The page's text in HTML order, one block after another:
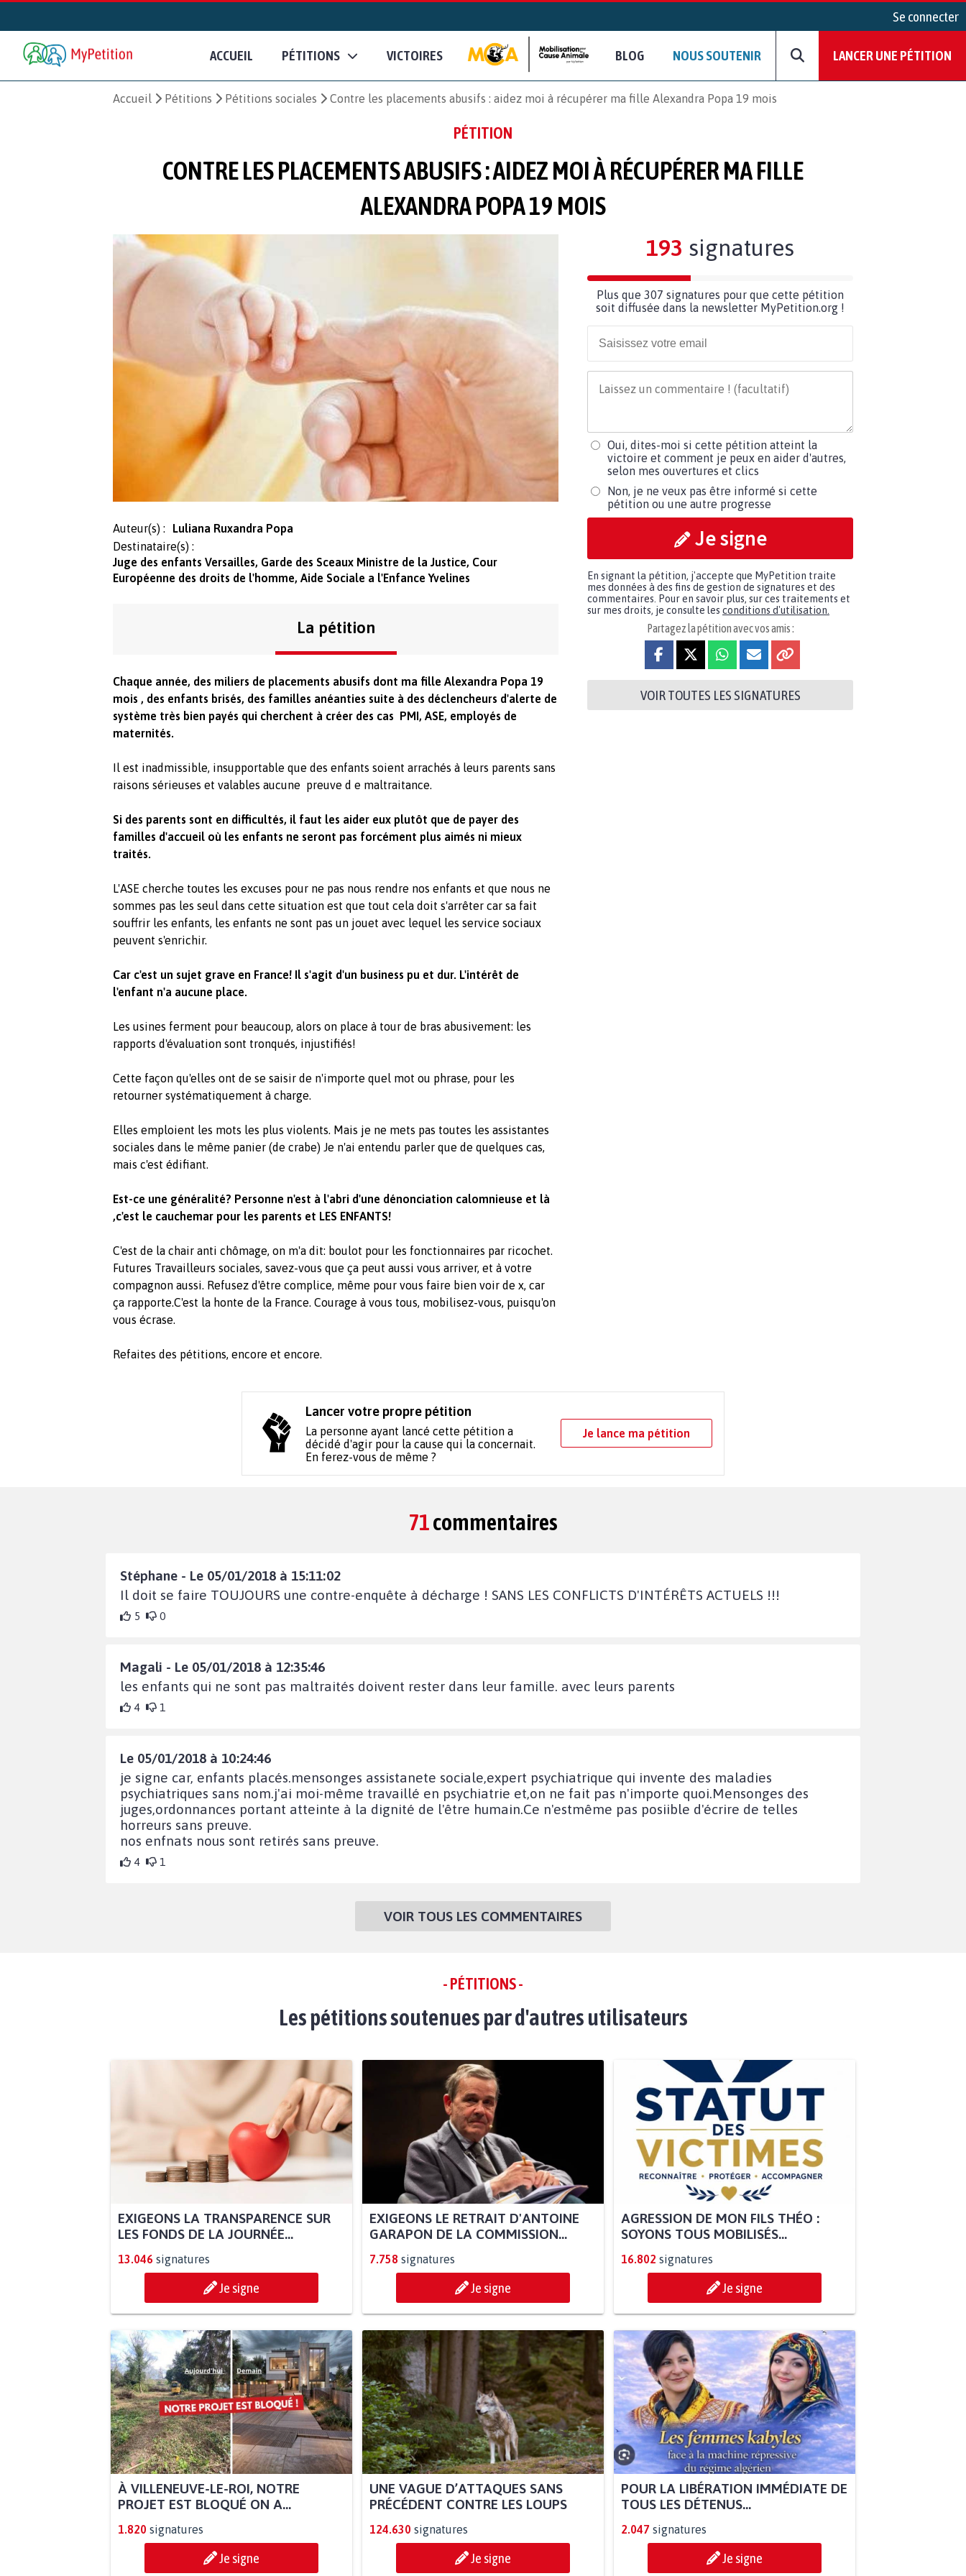
Se connecter
ACCUEIL PÉTITIONS VICTOIRES BLOG NOUS SOUTENIR LANCER UNE PÉTITION
Accueil Pétitions Pétitions sociales Contre les placements abusifs : aidez moi à récupérer ma fille Alexandra Popa 19 mois
PÉTITION
CONTRE LES PLACEMENTS ABUSIFS : AIDEZ MOI À RÉCUPÉRER MA FILLE
ALEXANDRA POPA 19 MOIS
Auteur(s) :
Luliana Ruxandra Popa
Destinataire(s) :
Juge des enfants Versailles, Garde des Sceaux Ministre de la Justice, Cour
Européenne des droits de l'homme, Aide Sociale a l'Enfance Yvelines
La pétition
Chaque année, des miliers de placements abusifs dont ma fille Alexandra Popa 19
mois , des enfants brisés, des familles anéanties suite à des déclencheurs d'alerte de
système très bien payés qui cherchent à créer des cas PMI, ASE, employés de
maternités.
Il est inadmissible, insupportable que des enfants soient arrachés à leurs parents sans
raisons sérieuses et valables aucune preuve d e maltraitance.
Si des parents sont en difficultés, il faut les aider eux plutôt que de payer des
familles d'accueil où les enfants ne seront pas forcément plus aimés ni mieux
traités.
L'ASE cherche toutes les excuses pour ne pas nous rendre nos enfants et que nous ne
sommes pas les seul dans cette situation est que tout cela doit s'arrêter car sa fait
souffrir les enfants, les enfants ne sont pas un jouet avec lequel les service sociaux
peuvent s'enrichir.
Car c'est un sujet grave en France! Il s'agit d'un business pu et dur. L'intérêt de
l'enfant n'a aucune place.
Les usines ferment pour beaucoup, alors on place à tour de bras abusivement: les
rapports d'évaluation sont tronqués, injustifiés!
Cette façon qu'elles ont de se saisir de n'importe quel mot ou phrase, pour les
retourner systématiquement à charge.
Elles emploient les mots les plus violents. Mais je ne mets pas toutes les assistantes
sociales dans le même panier (de crabe) Je n'ai entendu parler que de quelques cas,
mais c'est édifiant.
Est-ce une généralité? Personne n'est à l'abri d'une dénonciation calomnieuse et là
,c'est le cauchemar pour les parents et LES ENFANTS!
C'est de la chair anti chômage, on m'a dit: boulot pour les fonctionnaires par ricochet.
Futures Travailleurs sociales, savez-vous que ça peut aussi vous arriver, et à votre
compagnon aussi. Refusez d'être complice, même pour vous faire bien voir de x, car
ça rapporte.C'est la honte de la France. Courage à vous tous, mobilisez-vous, puisqu'on
vous écrase.
Refaites des pétitions, encore et encore.
193 signatures
Plus que 307 signatures pour que cette pétition
soit diffusée dans la newsletter MyPetition.org !
Oui, dites-moi si cette pétition atteint la
victoire et comment je peux en aider d'autres,
selon mes ouvertures et clics
Non, je ne veux pas être informé si cette
pétition ou une autre progresse
Je signe
En signant la pétition, j'accepte que MyPetition traite
mes données à des fins de gestion de signatures et des
commentaires. Pour en savoir plus, sur ces traitements et
sur mes droits, je consulte les conditions d'utilisation.
Partagez la pétition avec vos amis :
VOIR TOUTES LES SIGNATURES
Lancer votre propre pétition
La personne ayant lancé cette pétition a
décidé d'agir pour la cause qui la concernait.
En ferez-vous de même ?
Je lance ma pétition
71commentaires
Stéphane - Le 05/01/2018 à 15:11:02
Il doit se faire TOUJOURS une contre-enquête à décharge ! SANS LES CONFLICTS D'INTÉRÊTS ACTUELS !!!
5 0
Magali - Le 05/01/2018 à 12:35:46
les enfants qui ne sont pas maltraités doivent rester dans leur famille. avec leurs parents
4 1
Le 05/01/2018 à 10:24:46
je signe car, enfants placés.mensonges assistanete sociale,expert psychiatrique qui invente des maladies
psychiatriques sans nom.j'ai moi-même travaillé en psychiatrie et,on ne fait pas n'importe quoi.Mensonges des
juges,ordonnances portant atteinte à la dignité de l'être humain.Ce n'estmême pas posiible d'écrire de telles
horreurs sans preuve.
nos enfnats nous sont retirés sans preuve.
4 1
VOIR TOUS LES COMMENTAIRES
- PÉTITIONS -
Les pétitions soutenues par d'autres utilisateurs
EXIGEONS LA TRANSPARENCE SUR
LES FONDS DE LA JOURNÉE...
13.046 signatures
Je signe
EXIGEONS LE RETRAIT D'ANTOINE
GARAPON DE LA COMMISSION...
7.758 signatures
Je signe
AGRESSION DE MON FILS THÉO :
SOYONS TOUS MOBILISÉS...
16.802 signatures
Je signe
À VILLENEUVE-LE-ROI, NOTRE
PROJET EST BLOQUÉ ON A...
1.820 signatures
Je signe
UNE VAGUE D’ATTAQUES SANS
PRÉCÉDENT CONTRE LES LOUPS
124.630 signatures
Je signe
POUR LA LIBÉRATION IMMÉDIATE DE
TOUS LES DÉTENUS...
2.047 signatures
Je signe